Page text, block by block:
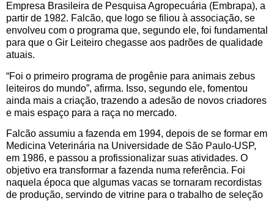
Empresa Brasileira de Pesquisa Agropecuária (Embrapa), a
partir de 1982. Falcão, que logo se filiou à associação, se
envolveu com o programa que, segundo ele, foi fundamental
para que o Gir Leiteiro chegasse aos padrões de qualidade
atuais.
“Foi o primeiro programa de progênie para animais zebus
leiteiros do mundo”, afirma. Isso, segundo ele, fomentou
ainda mais a criação, trazendo a adesão de novos criadores
e mais espaço para a raça no mercado.
Falcão assumiu a fazenda em 1994, depois de se formar em
Medicina Veterinária na Universidade de São Paulo-USP,
em 1986, e passou a profissionalizar suas atividades. O
objetivo era transformar a fazenda numa referência. Foi
naquela época que algumas vacas se tornaram recordistas
de produção, servindo de vitrine para o trabalho de seleção